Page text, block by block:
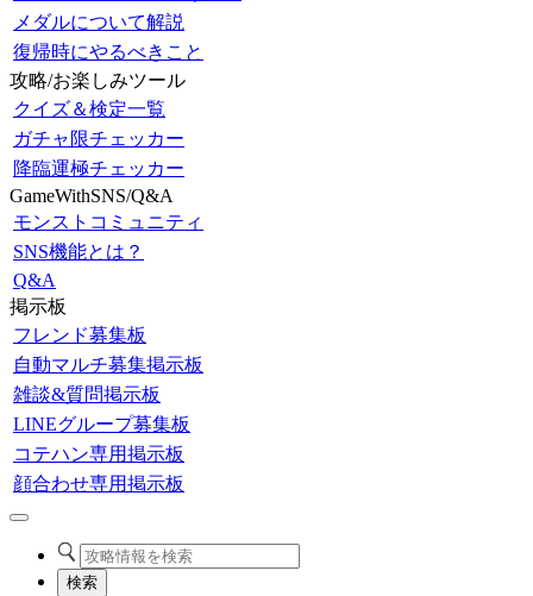
メダルについて解説
復帰時にやるべきこと
攻略/お楽しみツール
クイズ＆検定一覧
ガチャ限チェッカー
降臨運極チェッカー
GameWithSNS/Q&A
モンストコミュニティ
SNS機能とは？
Q&A
掲示板
フレンド募集板
自動マルチ募集掲示板
雑談&質問掲示板
LINEグループ募集板
コテハン専用掲示板
顔合わせ専用掲示板
検索